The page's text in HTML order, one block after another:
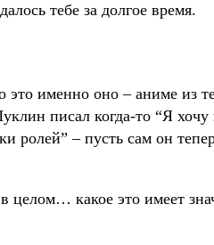
тебе за долгое время.
именно оно – аниме из
писал когда-то “Я хочу
ролей” – пусть сам он
какое это имеет